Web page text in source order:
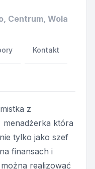
Centrum, Wola
Kontakt
z
menadżerka która
tylko jako szef
finansach i
realizować